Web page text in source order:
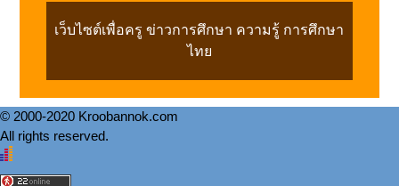
เว็บไซต์เพื่อครู ข่าวการศึกษา ความรู้ การศึกษา
ไทย
© 2000-2020 Kroobannok.com
All rights reserved.